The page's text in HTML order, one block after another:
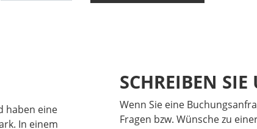
haben eine
In einem
SCHREIBEN SIE
Wenn Sie eine
Fragen bzw. Wünsche zu